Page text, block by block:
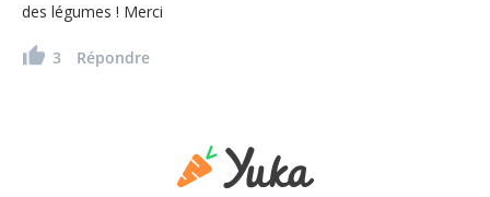
des légumes ! Merci
3 Répondre